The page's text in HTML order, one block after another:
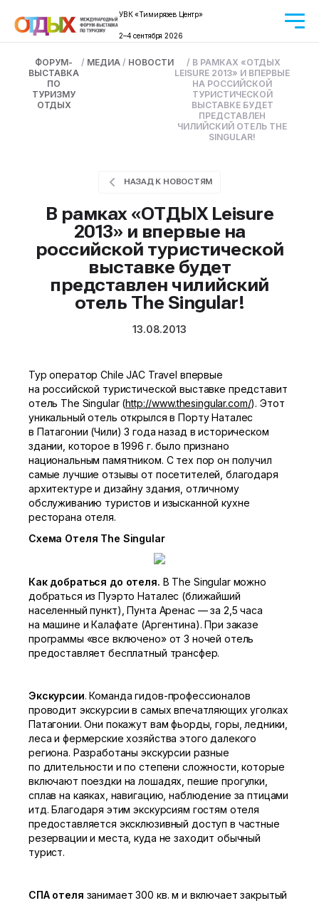
УВК «Тимирязев Центр»
2–4 сентября 2026
ФОРУМ-
ВЫСТАВКА
ПО
ТУРИЗМУ
ОТДЫХ
/ МЕДИА / НОВОСТИ / В РАМКАХ «ОТДЫХ
LEISURE 2013» И ВПЕРВЫЕ
НА РОССИЙСКОЙ
ТУРИСТИЧЕСКОЙ
ВЫСТАВКЕ БУДЕТ
ПРЕДСТАВЛЕН
ЧИЛИЙСКИЙ ОТЕЛЬ THE
SINGULAR!
НАЗАД К НОВОСТЯМ
В рамках «ОТДЫХ Leisure
2013» и впервые на
российской туристической
выставке будет
представлен чилийский
отель The Singular!
13.08.2013
Тур оператор Chile JAC Travel впервые
на российской туристической выставке представит
отель The Singular (http://www.thesingular.com/). Этот
уникальный отель открылся в Порту Наталес
в Патагонии (Чили) 3 года назад в историческом
здании, которое в 1996 г. было признано
национальным памятником. С тех пор он получил
самые лучшие отзывы от посетителей, благодаря
архитектуре и дизайну здания, отличному
обслуживанию туристов и изысканной кухне
ресторана отеля.
Схема Отеля The Singular
Как добраться до отеля. В The Singular можно
добраться из Пуэрто Наталес (ближайший
населенный пункт), Пунта Аренас — за 2,5 часа
на машине и Калафате (Аргентина). При заказе
программы «все включено» от 3 ночей отель
предоставляет бесплатный трансфер.
Экскурсии. Команда гидов-профессионалов
проводит экскурсии в самых впечатляющих уголках
Патагонии. Они покажут вам фьорды, горы, ледники,
леса и фермерские хозяйства этого далекого
региона. Разработаны экскурсии разные
по длительности и по степени сложности, которые
включают поездки на лошадях, пешие прогулки,
сплав на каяках, навигацию, наблюдение за птицами
итд. Благодаря этим экскурсиям гостям отеля
предоставляется эксклюзивный доступ в частные
резервации и места, куда не заходит обычный
турист.
СПА отеля занимает 300 кв. м и включает закрытый